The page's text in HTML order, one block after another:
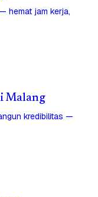
hemat jam kerja,
Malang
kredibilitas —